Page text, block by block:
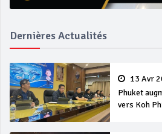
Dernières Actualités
13 Avr
Phuket
vers Koh